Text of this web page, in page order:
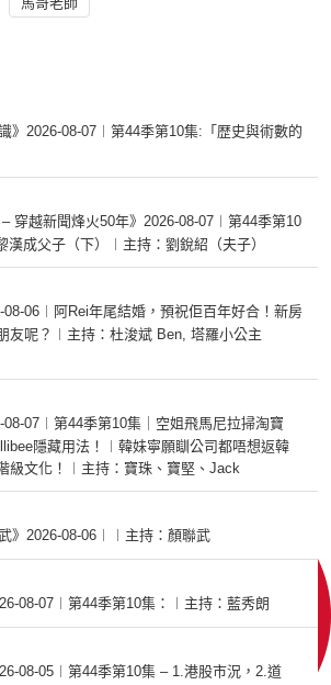
》2026-08-07︱第44季第10集:「歴史與術數的
– 穿越新聞烽火50年》2026-08-07︱第44季第10
漢成父子（下）︱主持：劉銳紹（夫子）
08-06︱阿Rei年尾結婚，預祝佢百年好合！新房
友呢？︱主持：杜浚斌 Ben, 塔羅小公主
08-07︱第44季第10集｜空姐飛馬尼拉掃淘寶
隱藏用法！︱韓妹寧願瞓公司都唔想返韓
級文化！︱主持：寶珠、寶堅、Jack
》2026-08-06︱︱主持：顏聯武
08-07︱第44季第10集：︱主持：藍秀朗
08-05︱第44季第10集 – 1.港股市況，2.道